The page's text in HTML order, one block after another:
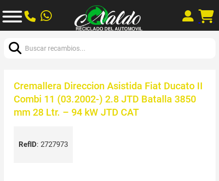
Cremallera Direccion Asistida Fiat Ducato II
Combi 11 (03.2002-) 2.8 JTD Batalla 3850
mm 28 Ltr. – 94 kW JTD CAT
RefID: 2727973